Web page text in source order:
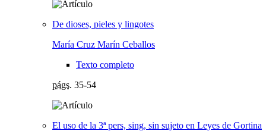
De dioses, pieles y lingotes
María Cruz Marín Ceballos
Texto completo
págs. 35-54
El uso de la 3ª pers, sing, sin sujeto en Leyes de Gortina